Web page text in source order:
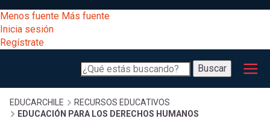
al
contenido
principal
[Educarchile
Escritorio]
Menos fuente Más fuente
Inicia sesión
Regístrate
Buscar
Buscar
Menú
principal
Desarrollo
Expand
Gestión
Sobrescribir
EDUCARCHILE
RECURSOS EDUCATIVOS
EDUCACIÓN PARA LOS DERECHOS HUMANOS